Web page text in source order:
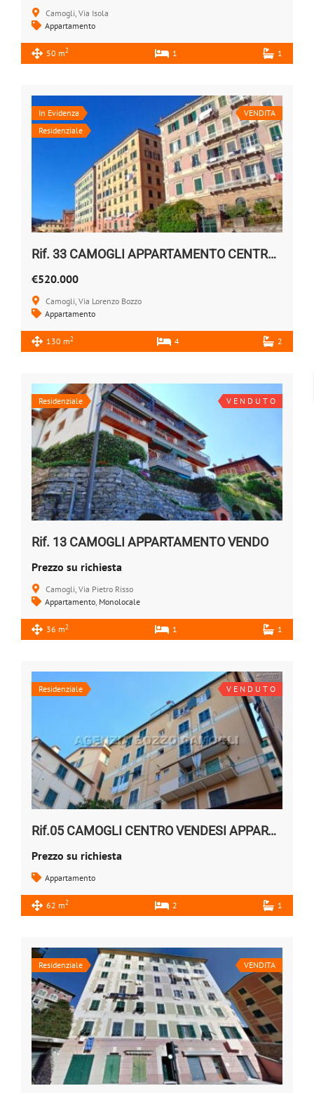
Camogli, Via Isola
Appartamento
50 m2 1 1
In Evidenza
Residenziale
VENDITA
Rif. 33 CAMOGLI APPARTAMENTO CENTRALE VENDESI
€520.000
Camogli, Via Lorenzo Bozzo
Appartamento
130 m2 4 2
Residenziale V E N D U T O
Rif. 13 CAMOGLI APPARTAMENTO VENDO
Prezzo su richiesta
Camogli, Via Pietro Risso
Appartamento, Monolocale
36 m2 1 1
Residenziale V E N D U T O
Rif.05 CAMOGLI CENTRO VENDESI APPARTAMENTO
Prezzo su richiesta
Appartamento
62 m2 2 1
Residenziale VENDITA